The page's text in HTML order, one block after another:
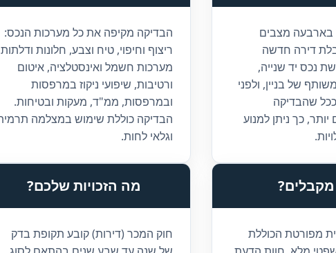
בארבעה מצבים
דירה חדשה
נכס יד שנייה,
של בניין, ולפני
שהבדיקה
כך ניתן למנוע
הבדיקה מקיפה את כל מערכות הנכס:
ריצוף וחיפוי, טיח וצבע, חלונות
מערכות חשמל ואינסטלציה, איטום
ורטיבות, שיפועי ניקוז במרפסות
ובמרפסות, ממ"ד, מעקות ובטיחות.
הבדיקה כוללת שימוש במצלמה
וגלאי לחות.
מפורטת הכוללת
מה הזכויות שלכם?
חוק המכר (דירות) קובע תקופת בדק